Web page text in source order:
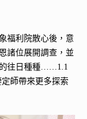
福利院散心後，意
諸位展開調查，並
的往日種種……1.1
師帶來更多探索